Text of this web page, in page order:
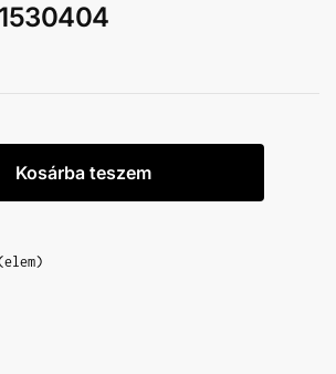
Kosárba teszem